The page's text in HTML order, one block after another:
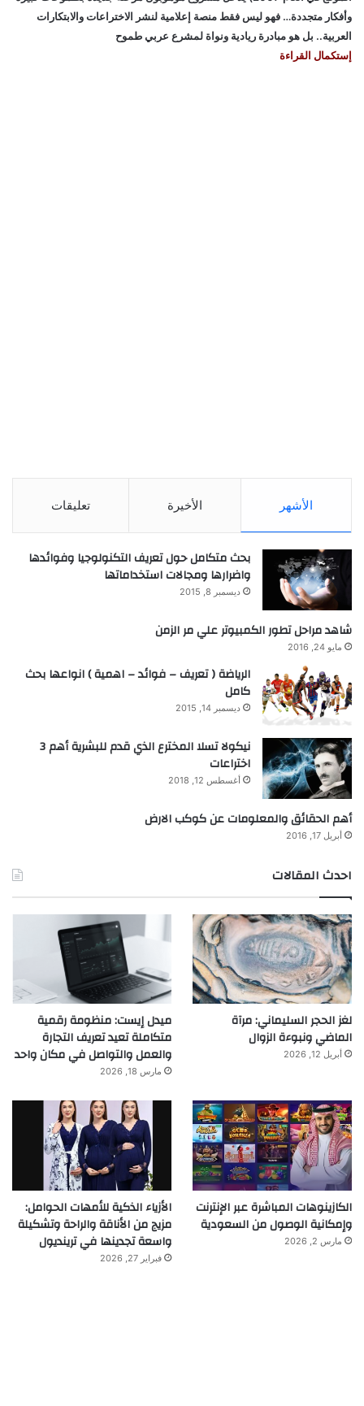
وأفكار متجددة… فهو ليس فقط منصة إعلامية لنشر الاختراعات والابتكارات
العربية.. بل هو مبادرة ريادية ونواة لمشرع عربي طموح
إستكمال القراءة
الأشهر الأخيرة تعليقات
بحث متكامل حول تعريف التكنولوجيا وفوائدها
واضرارها ومجالات استخداماتها
ديسمبر 8, 2015
شاهد مراحل تطور الكمبيوتر علي مر الزمن
مايو 24, 2016
الرياضة ( تعريف – فوائد – اهمية ) انواعها بحث
كامل
ديسمبر 14, 2015
نيكولا تسلا المخترع الذي قدم للبشرية أهم 3
اختراعات
أغسطس 12, 2018
أهم الحقائق والمعلومات عن كوكب الارض
أبريل 17, 2016
احدث المقالات
لغز الحجر السليماني: مرآة
الماضي ونبوءة الزوال
أبريل 12, 2026
ميدل إيست: منظومة رقمية
متكاملة تعيد تعريف التجارة
والعمل والتواصل في مكان واحد
مارس 18, 2026
الكازينوهات المباشرة عبر الإنترنت
وإمكانية الوصول من السعودية
مارس 2, 2026
الأزياء الذكية للأمهات الحوامل:
مزيج من الأناقة والراحة وتشكيلة
واسعة تجدينها في ترينديول
فبراير 27, 2026